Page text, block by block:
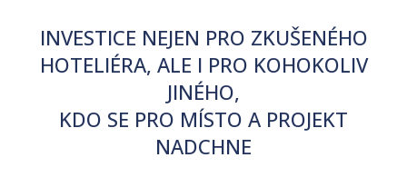
INVESTICE NEJEN PRO ZKUŠENÉHO
HOTELIÉRA, ALE I PRO KOHOKOLIV
JINÉHO,
KDO SE PRO MÍSTO A PROJEKT
NADCHNE